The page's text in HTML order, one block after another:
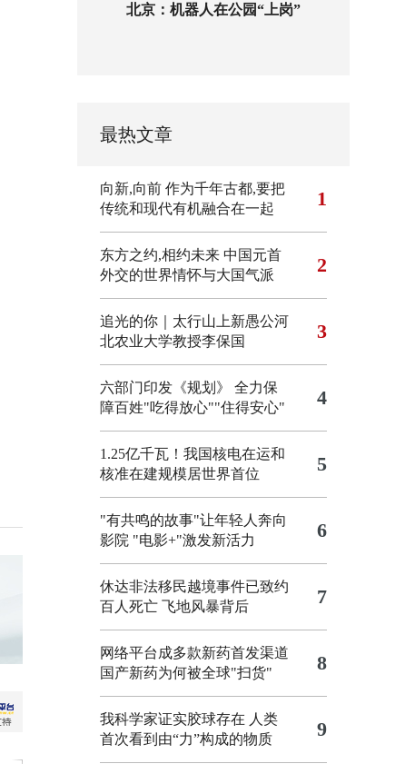
北京：机器人在公园“上岗”
最热文章
向新,向前 作为千年古都,要把
传统和现代有机融合在一起
1
东方之约,相约未来 中国元首
外交的世界情怀与大国气派
2
追光的你｜太行山上新愚公河
北农业大学教授李保国
3
六部门印发《规划》 全力保
障百姓"吃得放心""住得安心"
4
1.25亿千瓦！我国核电在运和
核准在建规模居世界首位
5
"有共鸣的故事"让年轻人奔向
影院 "电影+"激发新活力 6
休达非法移民越境事件已致约
百人死亡 飞地风暴背后 7
网络平台成多款新药首发渠道
国产新药为何被全球"扫货"
8
我科学家证实胶球存在 人类
首次看到由“力”构成的物质
9